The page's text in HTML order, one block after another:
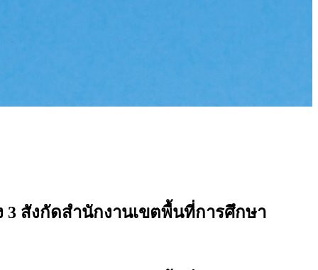
สังกัดสำนักงานเขตพื้นที่การศึกษา